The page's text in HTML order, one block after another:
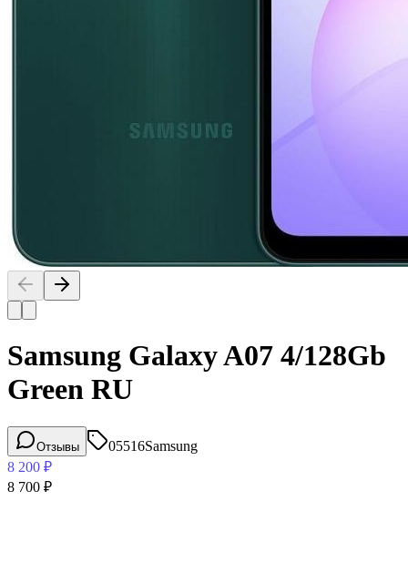
Samsung Galaxy A07 4/128Gb
Green RU
Отзывы 05516Samsung
8 200 ₽
8 700 ₽